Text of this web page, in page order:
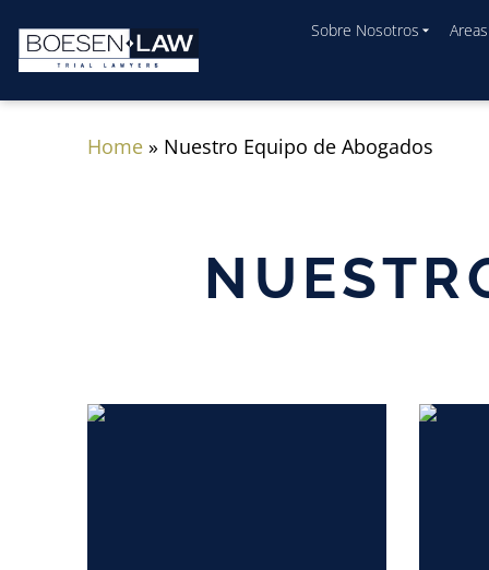
Sobre Nosotros
Home » Nuestro Equipo de Abogados